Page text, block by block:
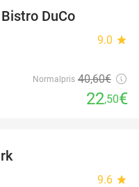
DuCo
9.0 star
Normalpris 40,60€
22,50€
9.6 star